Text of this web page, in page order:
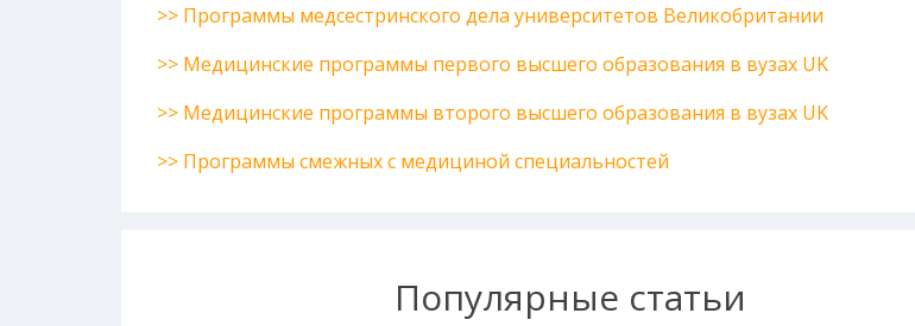
>> Программы медсестринского дела университетов Великобритании
>> Медицинские программы первого высшего образования в вузах UK
>> Медицинские программы второго высшего образования в вузах UK
>> Программы смежных с медициной специальностей
Популярные статьи